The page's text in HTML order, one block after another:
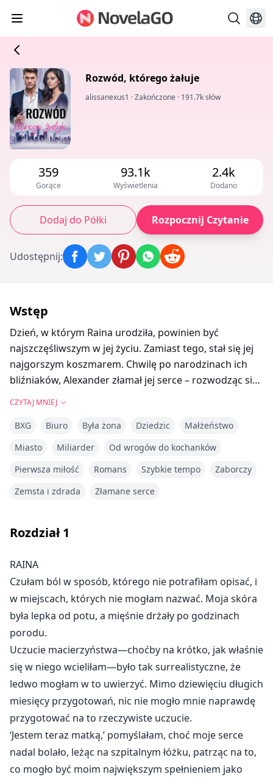
Rozwód, którego żałuje
alissanexus1 ·Zakończone · 191.7k słów
359
Gorące
93.1k
Wyświetlenia
2.4k
Dodano
Dodaj do Półki Rozpocznij Czytanie
Udostępnij:
Wstęp
Dzień, w którym Raina urodziła, powinien być
najszczęśliwszym w jej życiu. Zamiast tego, stał się jej
najgorszym koszmarem. Chwilę po narodzinach ich
bliźniaków, Alexander złamał jej serce – rozwodząc się
zniknęła, wychowując ich córkę, Avę, samotnie.
Liam ciężko zachorował. Zdesperowany, by uratować
syna, Alexander był zmuszony poszukać osoby, którą
szansę – nie tylko dla siebie, ale przede wszystkim dla
kobietą, która kiedyś go kochała. Już nie jest tą, którą
zostawił za sobą. Wykuła nowe życie – zbudowane na
sile, bogactwie i dawno pogrzebanej spuściźnie, którą
spodziewała się odkryć.
Raina spędziła lata, ucząc się żyć bez niego. Pytanie
brzmi... Czy zaryzykuje otwarcie starych ran, aby
uratować syna, którego nigdy nie miała okazji
pokochać? Czy może Alexander stracił ją na zawsze?
CZYTAJ MNIEJ
BXG Biuro Była żona Dziedzic
Małżeństwo
Miasto
Miliarder
Od wrogów do kochanków
Pierwsza miłość
Romans Szybkie tempo
Zaborczy
Zemsta i zdrada
Złamane serce
Rozdział1
RAINA
Czułam ból w sposób, którego nie potrafiłam opisać, i
w miejscach, których nie mogłam nazwać. Moja skóra
była lepka od potu, a mięśnie drżały po godzinach
porodu.
Uczucie macierzyństwa—choćby na krótko, jak właśnie
się w niego wcieliłam—było tak surrealistyczne, że
ledwo mogłam w to uwierzyć. Mimo dziewięciu długich
miesięcy przygotowań, nic nie mogło mnie naprawdę
przygotować na to rzeczywiste uczucie.
‘Jestem teraz matką,’ pomyślałam, choć moje serce
nadal bolało, leżąc na szpitalnym łóżku, patrząc na to,
co mogło być moim największym spełnieniem jako